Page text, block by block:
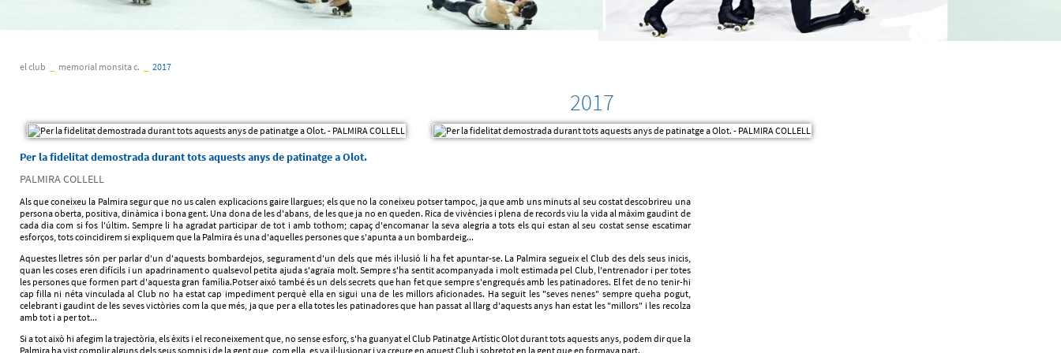
el club memorial monsita c. 2017
2017
Per la fidelitat demostrada durant tots aquests anys de patinatge a Olot.
PALMIRA COLLELL
Als que coneixeu la Palmira segur que no us calen explicacions gaire llargues; els que no la coneixeu potser tampoc, ja que amb uns minuts al seu costat descobrireu una
persona oberta, positiva, dinàmica i bona gent. Una dona de les d'abans, de les que ja no en queden. Rica de vivències i plena de records viu la vida al màxim gaudint de
cada dia com si fos l'últim. Sempre li ha agradat participar de tot i amb tothom; capaç d'encomanar la seva alegria a tots els qui estan al seu costat sense escatimar
esforços, tots coincidirem si expliquem que la Palmira és una d'aquelles persones que s'apunta a un bombardeig...
Aquestes lletres són per parlar d'un d'aquests bombardejos, segurament d'un dels que més il·lusió li ha fet apuntar-se. La Palmira segueix el Club des dels seus inicis,
quan les coses eren difícils i un apadrinament o qualsevol petita ajuda s'agraïa molt. Sempre s'ha sentit acompanyada i molt estimada pel Club, l'entrenador i per totes
les persones que formen part d'aquesta gran família.Potser aixó també és un dels secrets que han fet que sempre s'engrequés amb les patinadores. El fet de no tenir-hi
cap filla ni néta vinculada al Club no ha estat cap impediment perquè ella en sigui una de les millors aficionades. Ha seguit les "seves nenes" sempre queha pogut,
celebrant i gaudint de les seves victòries com la que més, ja que per a ella totes les patinadores que han passat al llarg d'aquests anys han estat les "millors" i les recolza
amb tot i a per tot...
Si a tot això hi afegim la trajectòria, els èxits i el reconeixement que, no sense esforç, s'ha guanyat el Club Patinatge Artístic Olot durant tots aquests anys, podem dir que la
Palmira ha vist complir alguns dels seus somnis i de la gent que, com ella, es va il·lusionar i va creure en aquest Club i sobretot en la gent que en formava part.